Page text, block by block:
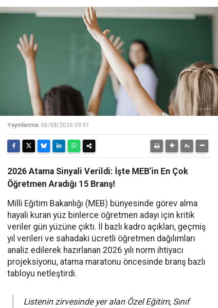
Yayınlanma: 06/08/2026 09:01
2026 Atama Sinyali Verildi: İşte MEB’in En Çok
Öğretmen Aradığı 15 Branş!
Milli Eğitim Bakanlığı (MEB) bünyesinde görev alma
hayali kuran yüz binlerce öğretmen adayı için kritik
veriler gün yüzüne çıktı. İl bazlı kadro açıkları, geçmiş
yıl verileri ve sahadaki ücretli öğretmen dağılımları
analiz edilerek hazırlanan 2026 yılı norm ihtiyacı
projeksiyonu, atama maratonu öncesinde branş bazlı
tabloyu netleştirdi.
Listenin zirvesinde yer alan Özel Eğitim, Sınıf